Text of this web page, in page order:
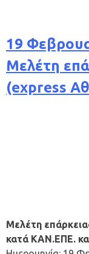
19
Μελέτη
(express
Μελέτη
κατά ΚΑΝ.ΕΠΕ.